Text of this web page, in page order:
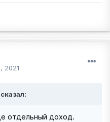
2021
отдельный доход.